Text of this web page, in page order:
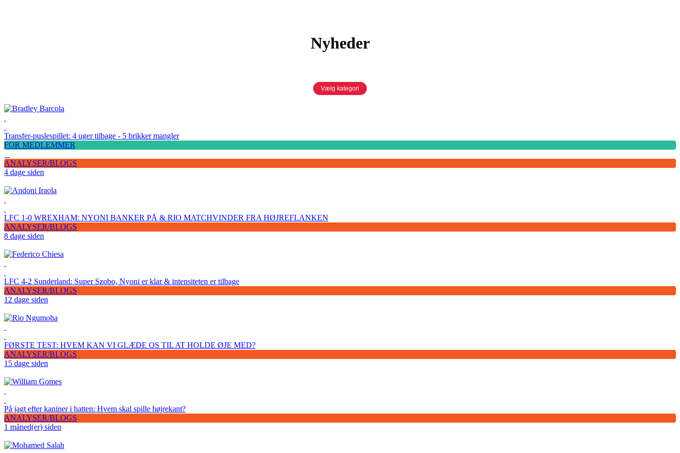
Nyheder
Vælg kategori
Transfer-puslespillet: 4 uger tilbage - 5 brikker mangler
FOR MEDLEMMER
ANALYSER/BLOGS
4 dage siden
LFC 1-0 WREXHAM: NYONI BANKER PÅ & RIO MATCHVINDER FRA HØJREFLANKEN
ANALYSER/BLOGS
8 dage siden
LFC 4-2 Sunderland: Super Szobo, Nyoni er klar & intensiteten er tilbage
ANALYSER/BLOGS
12 dage siden
FØRSTE TEST: HVEM KAN VI GLÆDE OS TIL AT HOLDE ØJE MED?
ANALYSER/BLOGS
15 dage siden
På jagt efter kaniner i hatten: Hvem skal spille højrekant?
ANALYSER/BLOGS
1 måned(er) siden